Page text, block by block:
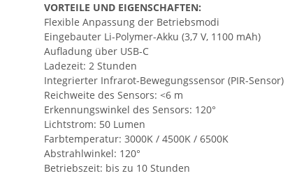
VORTEILE UND EIGENSCHAFTEN:
Flexible Anpassung der Betriebsmodi
Eingebauter Li-Polymer-Akku (3,7 V, 1100 mAh)
Aufladung über USB-C
Ladezeit: 2 Stunden
Integrierter Infrarot-Bewegungssensor (PIR-Sensor)
Reichweite des Sensors: <6 m
Erkennungswinkel des Sensors: 120°
Lichtstrom: 50 Lumen
Farbtemperatur: 3000K / 4500K / 6500K
Abstrahlwinkel: 120°
Betriebszeit: bis zu 10 Stunden